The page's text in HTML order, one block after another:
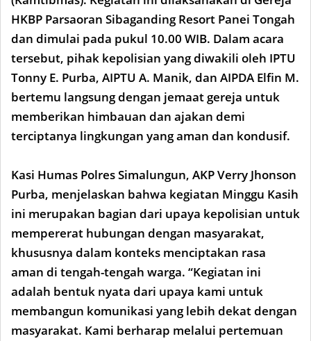
HKBP Parsaoran Sibaganding Resort Panei Tongah
dan dimulai pada pukul 10.00 WIB. Dalam acara
tersebut, pihak kepolisian yang diwakili oleh IPTU
Tonny E. Purba, AIPTU A. Manik, dan AIPDA Elfin M.
bertemu langsung dengan jemaat gereja untuk
memberikan himbauan dan ajakan demi
terciptanya lingkungan yang aman dan kondusif.
Kasi Humas Polres Simalungun, AKP Verry Jhonson
Purba, menjelaskan bahwa kegiatan Minggu Kasih
ini merupakan bagian dari upaya kepolisian untuk
mempererat hubungan dengan masyarakat,
khususnya dalam konteks menciptakan rasa
aman di tengah-tengah warga. “Kegiatan ini
adalah bentuk nyata dari upaya kami untuk
membangun komunikasi yang lebih dekat dengan
masyarakat. Kami berharap melalui pertemuan